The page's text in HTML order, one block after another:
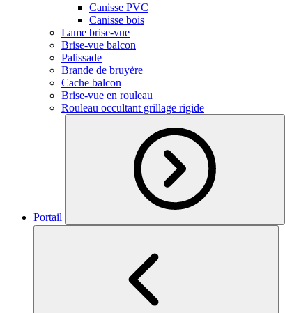
Canisse PVC
Canisse bois
Lame brise-vue
Brise-vue balcon
Palissade
Brande de bruyère
Cache balcon
Brise-vue en rouleau
Rouleau occultant grillage rigide
Portail